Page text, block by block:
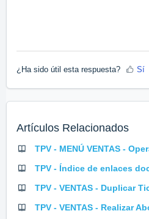
¿Ha sido útil esta respuesta? Sí
Artículos Relacionados
TPV - MENÚ VENTAS -
TPV - Índice de enlaces
TPV - VENTAS - Duplicar
TPV - VENTAS - Realizar